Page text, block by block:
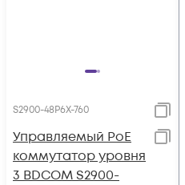
S2900-48P6X-760
Управляемый PoE
коммутатор уровня
3 BDCOM S2900-